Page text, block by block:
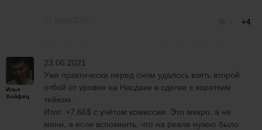
+4
Илья
Хейфец
23.06.2021
Уже практически перед сном удалось взять второй
отбой от уровня на Насдаке в сделке с коротким
тейком.
Итог: +7,66$ с учётом комиссии. Это микро, а не
мини, а если вспомнить, что на реале нужно было